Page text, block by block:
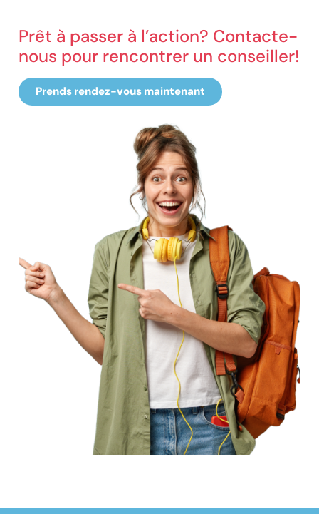
Prêt à passer à l’action? Contacte-
nous pour rencontrer un conseiller!
Prends rendez-vous maintenant